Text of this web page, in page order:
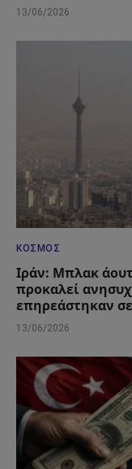
13/06/2026
ΚΌΣΜΟΣ
Ιράν: Μπλακ
προκαλεί
επηρεάστηκαν
13/06/2026